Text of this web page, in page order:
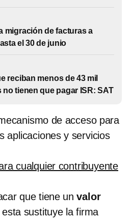
migración de facturas a
el 30 de junio
reciban menos de 43 mil
no tienen que pagar ISR: SAT
de acceso para
aplicaciones y servicios
cualquier contribuyente
que tiene unvalor
sustituye la firma